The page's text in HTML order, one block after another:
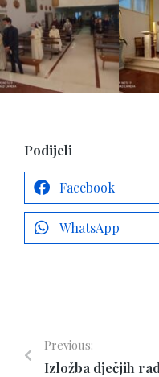
Podijeli
Facebook
WhatsApp
Previous: